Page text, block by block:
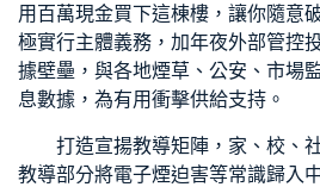
用百萬現金買下這棟樓，讓你隨意
極實行主體義務，加年夜外部管控
據壁壘，與各地煙草、公安、市場
息數據，為有用衝擊供給支持。
打造宣揚教導矩陣，家、校、
教導部分將電子煙迫害等常識歸入